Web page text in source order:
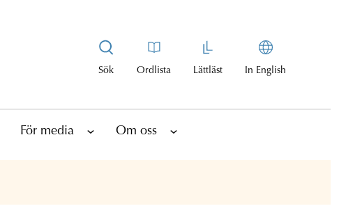
Sök Ordlista Lättläst In English
För media Om oss